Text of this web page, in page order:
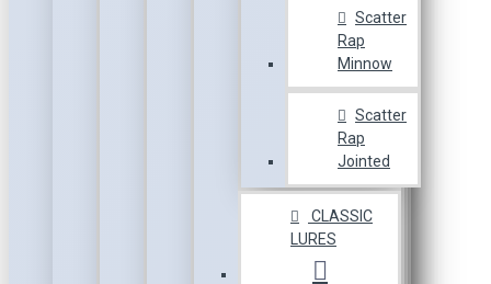
Scatter
Rap
Minnow
Scatter
Rap
Jointed
CLASSIC
LURES